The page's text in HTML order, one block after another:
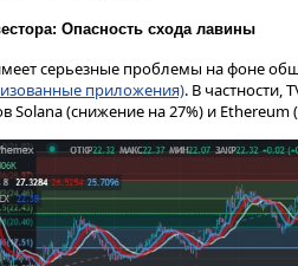
Опасность схода лавины
серьезные проблемы на фоне
приложения). В частности,
Solana (снижение на 27%) и Ethereum